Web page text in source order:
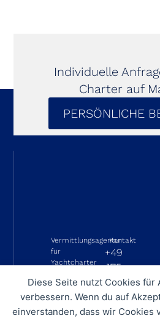
Diese Seite nutzt Cookies für
verbessern. Wenn du auf
einverstanden, dass wir Cookies
Individuelle
Charter auf
PERSÖNLICHE
Vermittlungsagentur
für
Yachtcharter
Club
Marina
07157
Kontakt
+49
175
8
555
372